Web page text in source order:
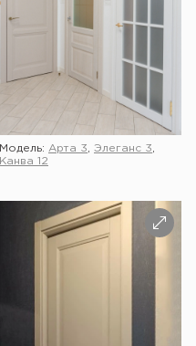
Модель: Арта 3 Элеганс 3
Канва 12